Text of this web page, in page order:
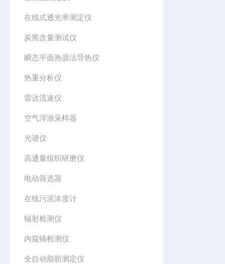
在线式透光率测定仪
炭黑含量测试仪
瞬态平面热源法导热仪
热重分析仪
雷达流速仪
空气浮游采样器
光谱仪
高通量组织研磨仪
电动筛选器
在线污泥浓度计
辐射检测仪
内窥镜检测仪
全自动脂肪测定仪